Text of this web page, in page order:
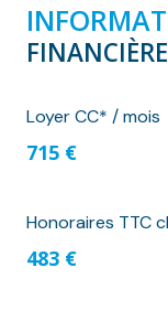
Loyer CC* / mois
715 €
Honoraires TTC
483 €